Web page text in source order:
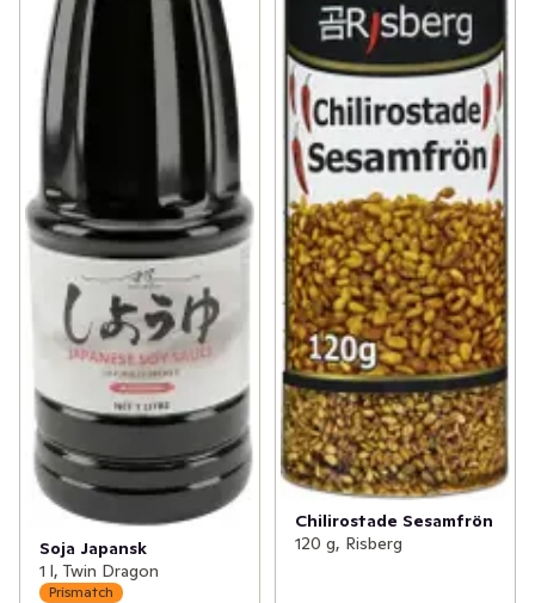
Soja Japansk
1 l, Twin Dragon
Prismatch
Chilirostade Sesamfrön
120 g, Risberg